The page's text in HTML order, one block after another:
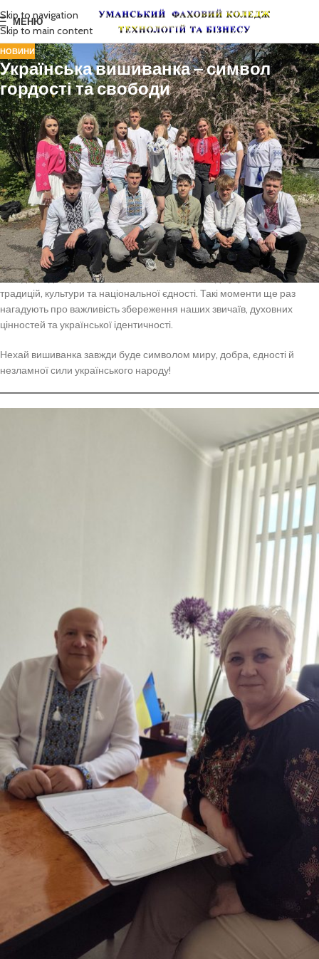
Skip to navigation
Skip to main content
МЕНЮ
НОВИНИ
Українська вишиванка – символ
гордості та свободи
У третій четвер травня українці в усьому світі традиційно відзначають
День вишиванки – свято, яке об’єднує покоління, зберігає
національні традиції та нагадує про багату культурну спадщину
нашого народу.
Вишиванка – це не просто одяг. Це символ нашої історії, сили духу,
любові до рідної землі та незламності українського народу. У
кожному орнаменті закладені пам’ять поколінь, мудрість предків і
віра у мирне та щасливе майбутнє України.
До святкування долучилися викладачі, студенти та працівники
коледжу, одягнувши вишиванки як знак поваги до українських
традицій, культури та національної єдності. Такі моменти ще раз
нагадують про важливість збереження наших звичаїв, духовних
цінностей та української ідентичності.
Нехай вишиванка завжди буде символом миру, добра, єдності й
незламної сили українського народу!